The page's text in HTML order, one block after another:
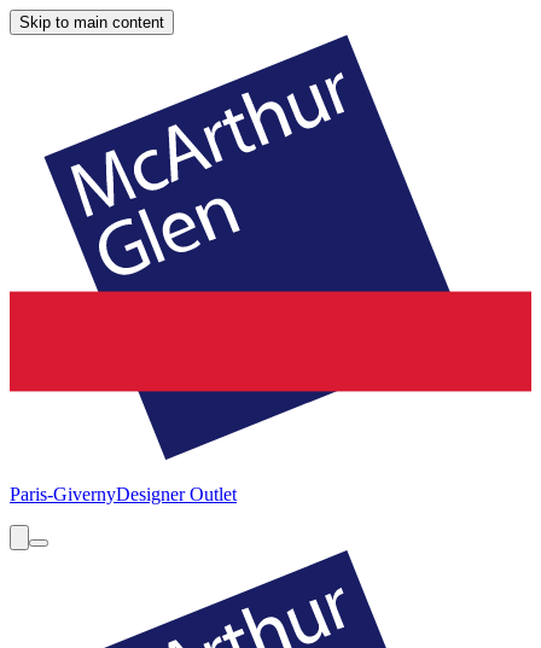
Skip to main content
Paris-GivernyDesigner Outlet